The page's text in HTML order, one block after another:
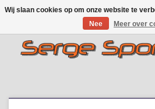
Wij slaan cookies op om onze website te
Nee
Meer over